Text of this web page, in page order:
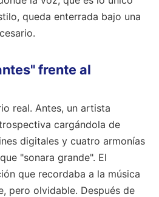
queda enterrada bajo una
frente al
real. Antes, un artista
cargándola de
digitales y cuatro armonías
"sonara grande". El
que recordaba a la música
pero olvidable. Después de